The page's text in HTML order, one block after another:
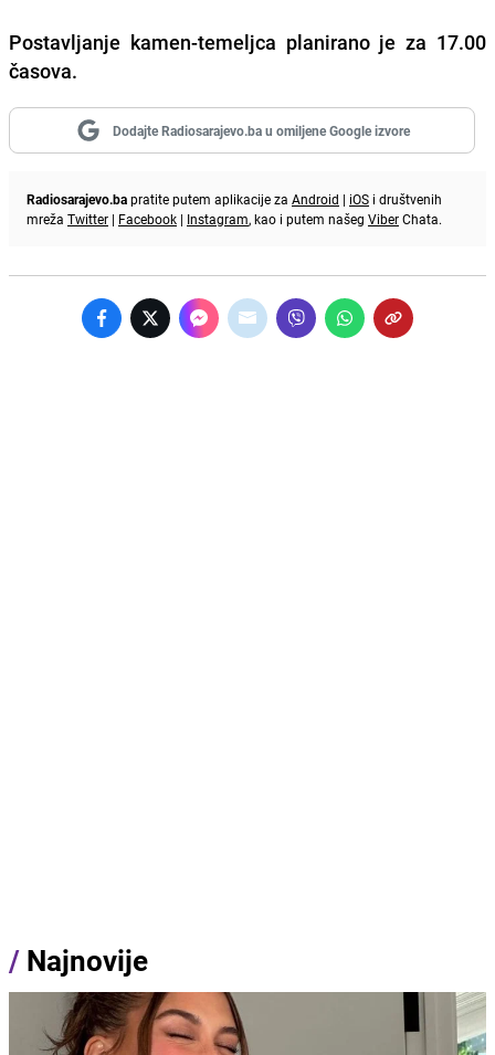
Postavljanje kamen-temeljca planirano je za 17.00
časova.
Dodajte Radiosarajevo.ba u omiljene Google izvore
Radiosarajevo.bapratite putem aplikacije za Android | iOS i društvenih
mreža Twitter | Facebook | Instagram, kao i putem našeg ViberChata.
/ Najnovije